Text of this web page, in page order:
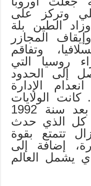
وتركز على
الطين بلة
المجازر
وتفاقم
روسيا التي
إلى الحدود
الإدارة
الولايات
المتحدة القوة الوحيدة بعد سنة 1992
كل الذي حدث
تتمتع بقوة
إضافة إلى
يشمل العالم